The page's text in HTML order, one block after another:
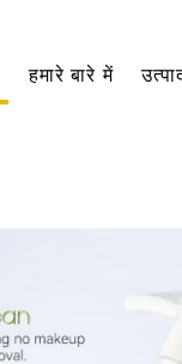
हमारे बारे में